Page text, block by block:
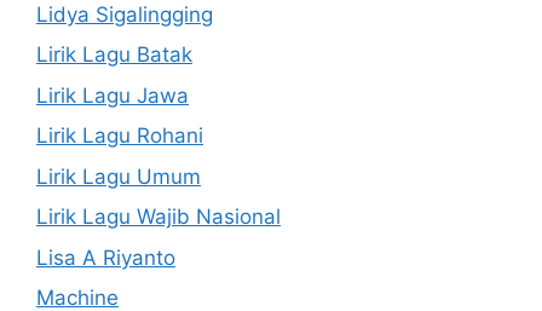
Lidya Sigalingging
Lirik Lagu Batak
Lirik Lagu Jawa
Lirik Lagu Rohani
Lirik Lagu Umum
Lirik Lagu Wajib Nasional
Lisa A Riyanto
Machine